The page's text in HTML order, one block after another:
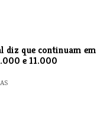
diz que continuam em
e 11.000